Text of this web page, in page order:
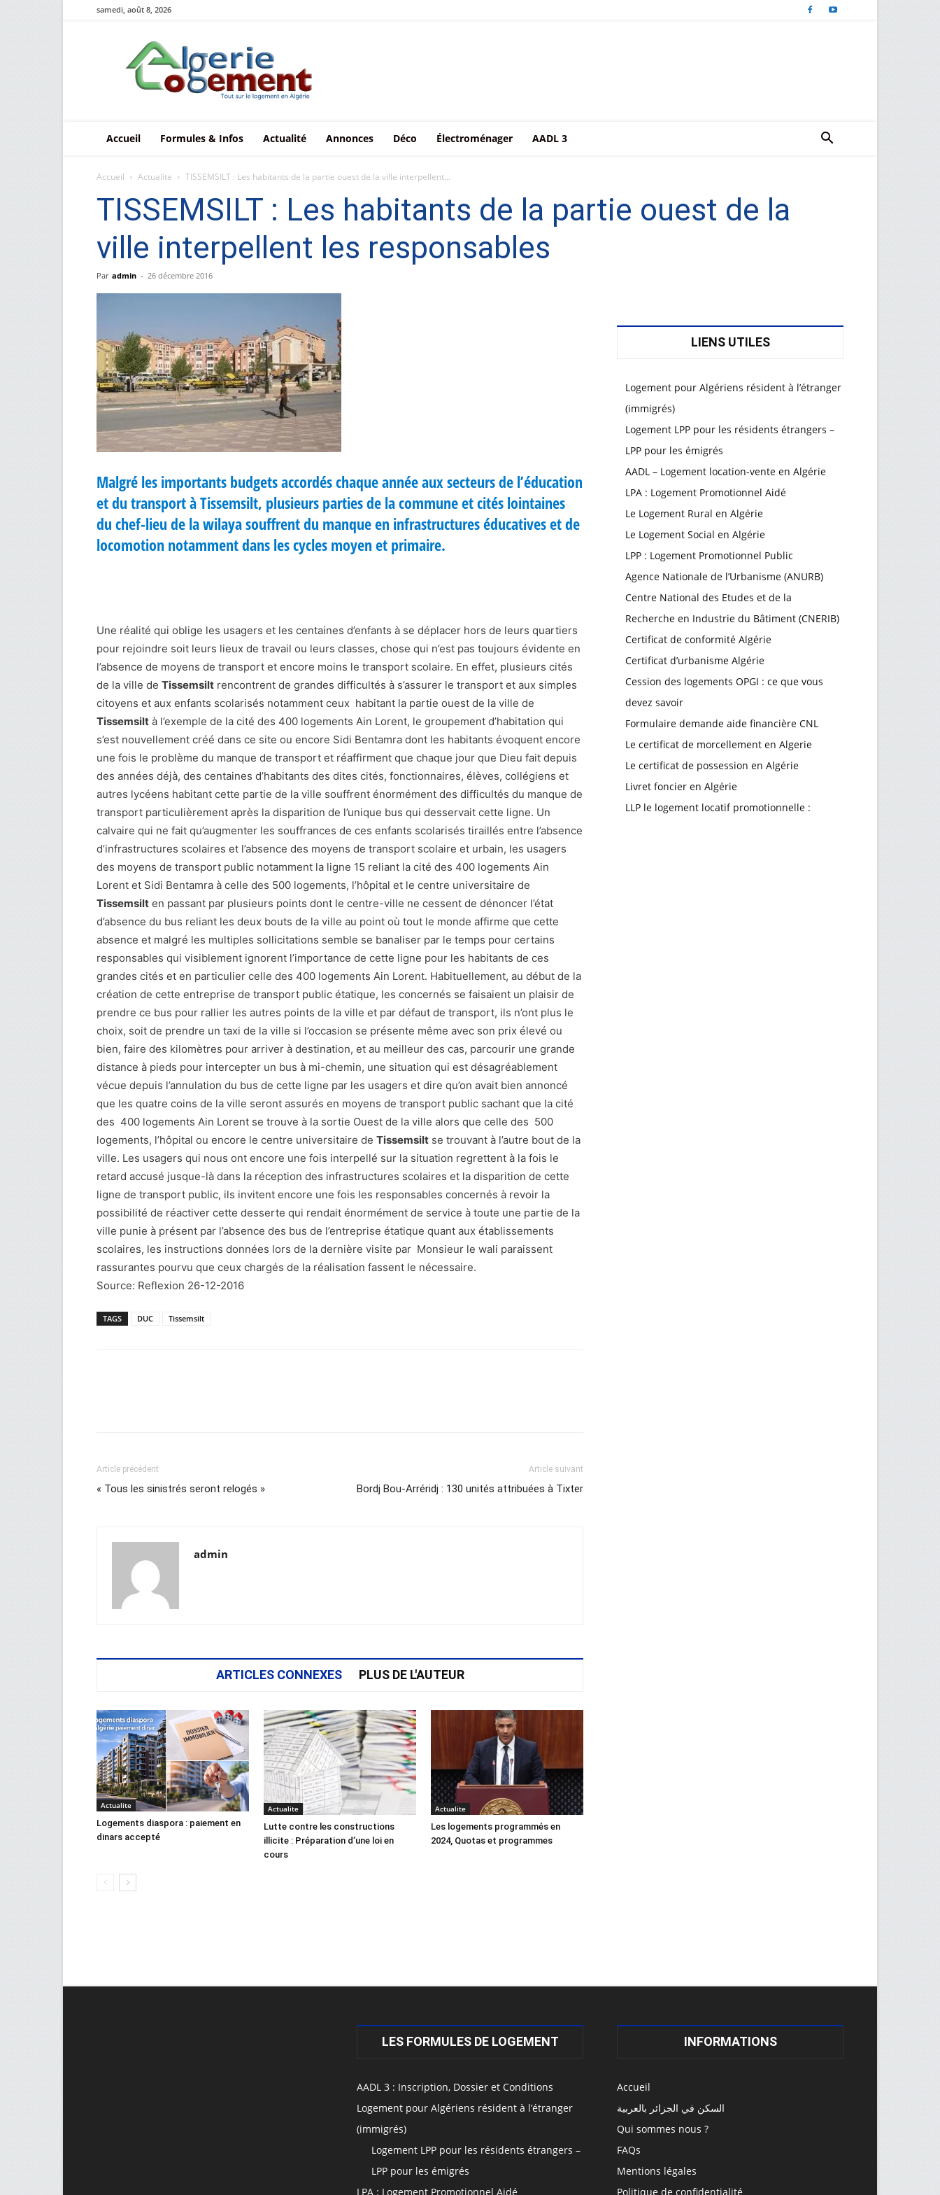
samedi, août 8, 2026
Le
logement
en
Algérie
Accueil Formules & Infos Actualité Annonces Déco Électroménager AADL 3
Accueil Actualite TISSEMSILT : Les habitants de la partie ouest de la ville interpellent...
TISSEMSILT : Les habitants de la partie ouest de la
ville interpellent les responsables
Par admin - 26 décembre 2016
Malgré les importants budgets accordés chaque année aux secteurs de l’éducation
et du transport à Tissemsilt, plusieurs parties de la commune et cités lointaines
du chef-lieu de la wilaya souffrent du manque en infrastructures éducatives et de
locomotion notamment dans les cycles moyen et primaire.
Une réalité qui oblige les usagers et les centaines d’enfants à se déplacer hors de leurs quartiers
pour rejoindre soit leurs lieux de travail ou leurs classes, chose qui n’est pas toujours évidente en
l’absence de moyens de transport et encore moins le transport scolaire. En effet, plusieurs cités
de la ville de Tissemsilt rencontrent de grandes difficultés à s’assurer le transport et aux simples
citoyens et aux enfants scolarisés notamment ceux habitant la partie ouest de la ville de
Tissemsilt à l’exemple de la cité des 400 logements Ain Lorent, le groupement d’habitation qui
s’est nouvellement créé dans ce site ou encore Sidi Bentamra dont les habitants évoquent encore
une fois le problème du manque de transport et réaffirment que chaque jour que Dieu fait depuis
des années déjà, des centaines d’habitants des dites cités, fonctionnaires, élèves, collégiens et
autres lycéens habitant cette partie de la ville souffrent énormément des difficultés du manque de
transport particulièrement après la disparition de l’unique bus qui desservait cette ligne. Un
calvaire qui ne fait qu’augmenter les souffrances de ces enfants scolarisés tiraillés entre l’absence
d’infrastructures scolaires et l’absence des moyens de transport scolaire et urbain, les usagers
des moyens de transport public notamment la ligne 15 reliant la cité des 400 logements Ain
Lorent et Sidi Bentamra à celle des 500 logements, l’hôpital et le centre universitaire de
Tissemsilt en passant par plusieurs points dont le centre-ville ne cessent de dénoncer l’état
d’absence du bus reliant les deux bouts de la ville au point où tout le monde affirme que cette
absence et malgré les multiples sollicitations semble se banaliser par le temps pour certains
responsables qui visiblement ignorent l’importance de cette ligne pour les habitants de ces
grandes cités et en particulier celle des 400 logements Ain Lorent. Habituellement, au début de la
création de cette entreprise de transport public étatique, les concernés se faisaient un plaisir de
prendre ce bus pour rallier les autres points de la ville et par défaut de transport, ils n’ont plus le
choix, soit de prendre un taxi de la ville si l’occasion se présente même avec son prix élevé ou
bien, faire des kilomètres pour arriver à destination, et au meilleur des cas, parcourir une grande
distance à pieds pour intercepter un bus à mi-chemin, une situation qui est désagréablement
vécue depuis l’annulation du bus de cette ligne par les usagers et dire qu’on avait bien annoncé
que les quatre coins de la ville seront assurés en moyens de transport public sachant que la cité
des 400 logements Ain Lorent se trouve à la sortie Ouest de la ville alors que celle des 500
logements, l’hôpital ou encore le centre universitaire de Tissemsilt se trouvant à l’autre bout de la
ville. Les usagers qui nous ont encore une fois interpellé sur la situation regrettent à la fois le
retard accusé jusque-là dans la réception des infrastructures scolaires et la disparition de cette
ligne de transport public, ils invitent encore une fois les responsables concernés à revoir la
possibilité de réactiver cette desserte qui rendait énormément de service à toute une partie de la
ville punie à présent par l’absence des bus de l’entreprise étatique quant aux établissements
scolaires, les instructions données lors de la dernière visite par Monsieur le wali paraissent
rassurantes pourvu que ceux chargés de la réalisation fassent le nécessaire.
Source: Reflexion 26-12-2016
TAGS DUC Tissemsilt
Article précédent
« Tous les sinistrés seront relogés »
Article suivant
Bordj Bou-Arréridj : 130 unités attribuées à Tixter
admin
ARTICLES CONNEXES PLUS DE L'AUTEUR
Actualite
Logements diaspora : paiement en
dinars accepté
Actualite
Lutte contre les constructions
illicite : Préparation d’une loi en
cours
Actualite
Les logements programmés en
2024, Quotas et programmes
LIENS UTILES
Logement pour Algériens résident à l’étranger
(immigrés)
Logement LPP pour les résidents étrangers –
LPP pour les émigrés
AADL – Logement location-vente en Algérie
LPA : Logement Promotionnel Aidé
Le Logement Rural en Algérie
Le Logement Social en Algérie
LPP : Logement Promotionnel Public
Agence Nationale de l’Urbanisme (ANURB)
Centre National des Etudes et de la
Recherche en Industrie du Bâtiment (CNERIB)
Certificat de conformité Algérie
Certificat d’urbanisme Algérie
Cession des logements OPGI : ce que vous
devez savoir
Formulaire demande aide financière CNL
Le certificat de morcellement en Algerie
Le certificat de possession en Algérie
Livret foncier en Algérie
LLP le logement locatif promotionnelle :
LES FORMULES DE LOGEMENT
AADL 3 : Inscription, Dossier et Conditions
Logement pour Algériens résident à l’étranger
(immigrés)
Logement LPP pour les résidents étrangers –
LPP pour les émigrés
LPA : Logement Promotionnel Aidé
INFORMATIONS
Accueil
السكن في الجزائر بالعربية
Qui sommes nous ?
FAQs
Mentions légales
Politique de confidentialité